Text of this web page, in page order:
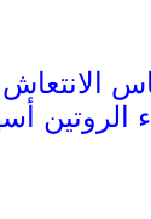
الانتعاش